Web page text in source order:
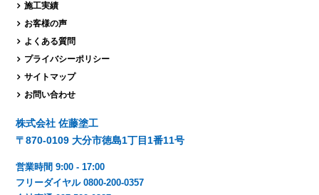
施工実績
お客様の声
よくある質問
プライバシーポリシー
サイトマップ
お問い合わせ
株式会社 佐藤塗工
〒870-0109 大分市徳島1丁目1番11号
営業時間 9:00 - 17:00
フリーダイヤル 0800-200-0357